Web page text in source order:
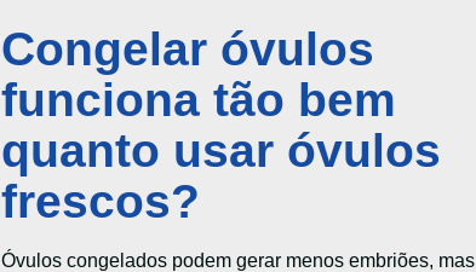
Congelar óvulos
funciona tão bem
quanto usar óvulos
frescos?
Óvulos congelados podem gerar menos embriões, mas